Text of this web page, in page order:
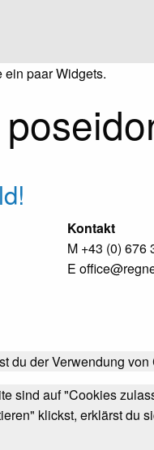
paar Widgets.
Kontakt
M +43 (0) 676
E
du der Verwendung von
sind auf "Cookies
klickst, erklärst du